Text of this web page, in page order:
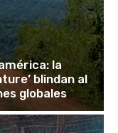
la
blindan al
globales